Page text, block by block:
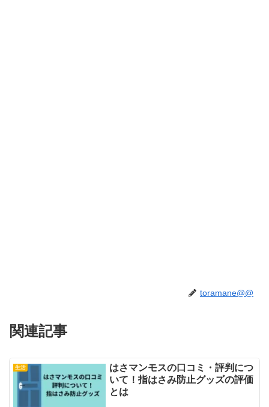
toramane@@
関連記事
生活
はさマンモスの口コミ・評判につ
いて！指はさみ防止グッズの評価
とは